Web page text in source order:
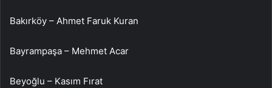
Bakırköy – Ahmet Faruk Kuran
Bayrampaşa – Mehmet Acar
Beyoğlu – Kasım Fırat